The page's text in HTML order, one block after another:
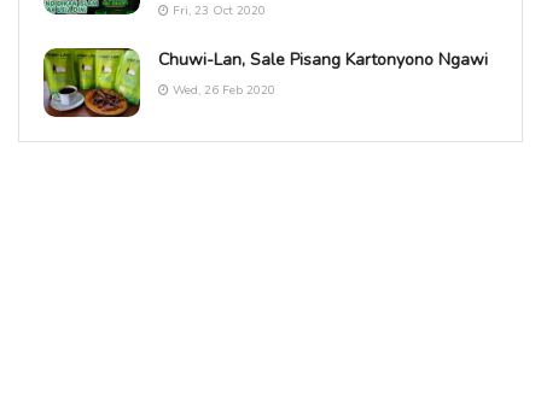
Fri, 23 Oct 2020
Chuwi-Lan, Sale Pisang Kartonyono Ngawi
Wed, 26 Feb 2020